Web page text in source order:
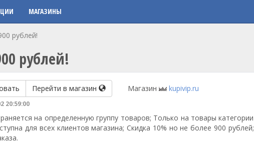
МАГАЗИНЫ
рублей!
рублей!
Перейти в магазин
20:59:00
Магазин kupivip.ru
на определенную группу товаров; Только на товары категории
для всех клиентов магазина; Скидка 10% но не более 900 рублей;